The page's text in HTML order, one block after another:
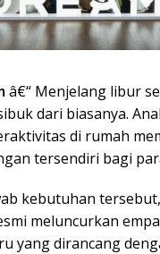
â€“ Menjelang libur
dari biasanya.
di rumah
tersendiri bagi
kebutuhan tersebut,
meluncurkan
yang dirancang